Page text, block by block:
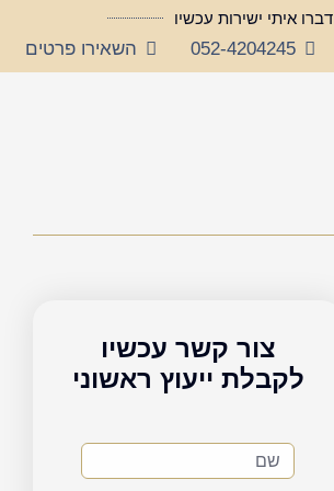
דברו איתי ישירות עכשיו
052-4204245 השאירו פרטים
צור קשר עכשיו
לקבלת ייעוץ ראשוני
שם